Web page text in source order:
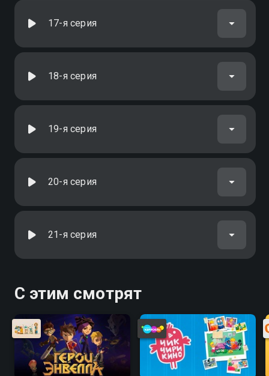
17-я серия
18-я серия
19-я серия
20-я серия
21-я серия
С этим смотрят